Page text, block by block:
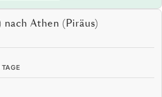
Athen (Piräus)